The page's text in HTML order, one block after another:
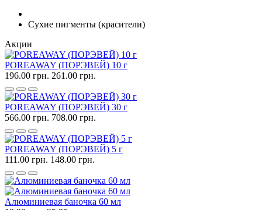
Сухие пигменты (красители)
Акции
POREAWAY (ПОРЭВЕЙ) 10 г
196.00 грн. 261.00 грн.
POREAWAY (ПОРЭВЕЙ) 30 г
566.00 грн. 708.00 грн.
POREAWAY (ПОРЭВЕЙ) 5 г
111.00 грн. 148.00 грн.
Алюминиевая баночка 60 мл